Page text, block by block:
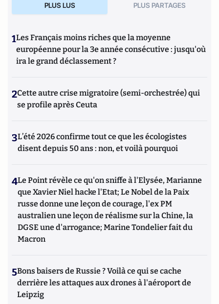
PLUS LUS PLUS PARTAGES
1Les Français moins riches que la moyenne
européenne pour la 3e année consécutive : jusqu'où
ira le grand déclassement ?
2Cette autre crise migratoire (semi-orchestrée) qui
se profile après Ceuta
3L’été 2026 confirme tout ce que les écologistes
disent depuis 50 ans : non, et voilà pourquoi
4Le Point révèle ce qu'on sniffe à l'Elysée, Marianne
que Xavier Niel hacke l'Etat; Le Nobel de la Paix
russe donne une leçon de courage, l'ex PM
australien une leçon de réalisme sur la Chine, la
DGSE une d'arrogance; Marine Tondelier fait du
Macron
5Bons baisers de Russie ? Voilà ce qui se cache
derrière les attaques aux drones à l'aéroport de
Leipzig